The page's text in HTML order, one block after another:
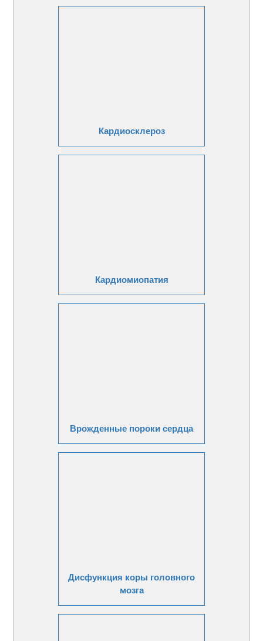
Кардиосклероз
Кардиомиопатия
Врожденные пороки сердца
Дисфункция коры головного
мозга